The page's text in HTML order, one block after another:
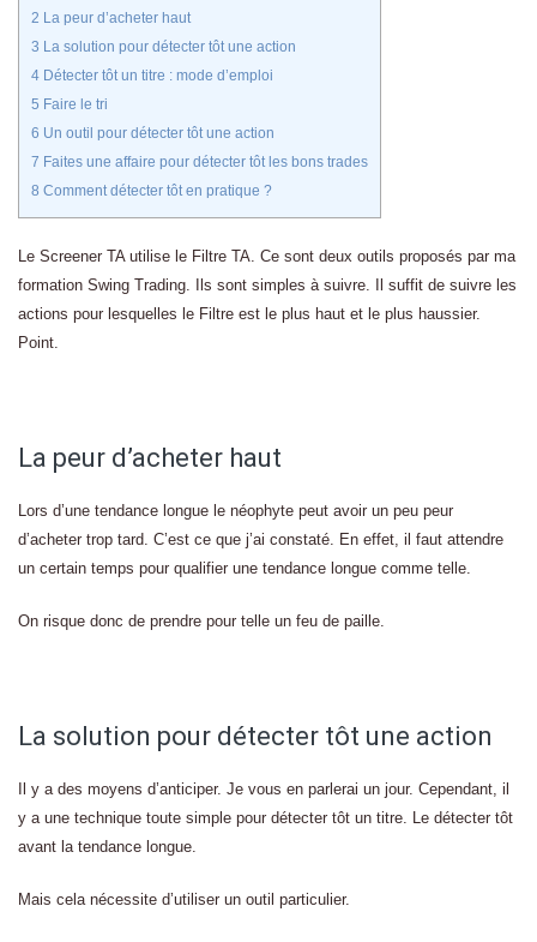
2 La peur d’acheter haut
3 La solution pour détecter tôt une action
4 Détecter tôt un titre : mode d’emploi
5 Faire le tri
6 Un outil pour détecter tôt une action
7 Faites une affaire pour détecter tôt les bons trades
8 Comment détecter tôt en pratique ?
Le Screener TA utilise le Filtre TA. Ce sont deux outils proposés par ma
formation Swing Trading. Ils sont simples à suivre. Il suffit de suivre les
actions pour lesquelles le Filtre est le plus haut et le plus haussier.
Point.
La peur d’acheter haut
Lors d’une tendance longue le néophyte peut avoir un peu peur
d’acheter trop tard. C’est ce que j’ai constaté. En effet, il faut attendre
un certain temps pour qualifier une tendance longue comme telle.
On risque donc de prendre pour telle un feu de paille.
La solution pour détecter tôt une action
Il y a des moyens d’anticiper. Je vous en parlerai un jour. Cependant, il
y a une technique toute simple pour détecter tôt un titre. Le détecter tôt
avant la tendance longue.
Mais cela nécessite d’utiliser un outil particulier.